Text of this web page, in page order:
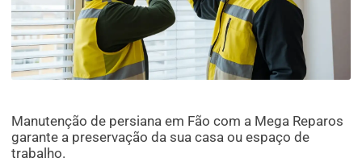
Manutenção de persiana em Fão com a Mega Reparos
garante a preservação da sua casa ou espaço de
trabalho.